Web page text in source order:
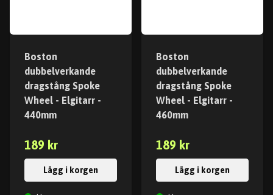
Boston
dubbelverkande
dragstång Spoke
Wheel - Elgitarr -
440mm
189 kr
Lägg i korgen
Boston
dubbelverkande
dragstång Spoke
Wheel - Elgitarr -
460mm
189 kr
Lägg i korgen